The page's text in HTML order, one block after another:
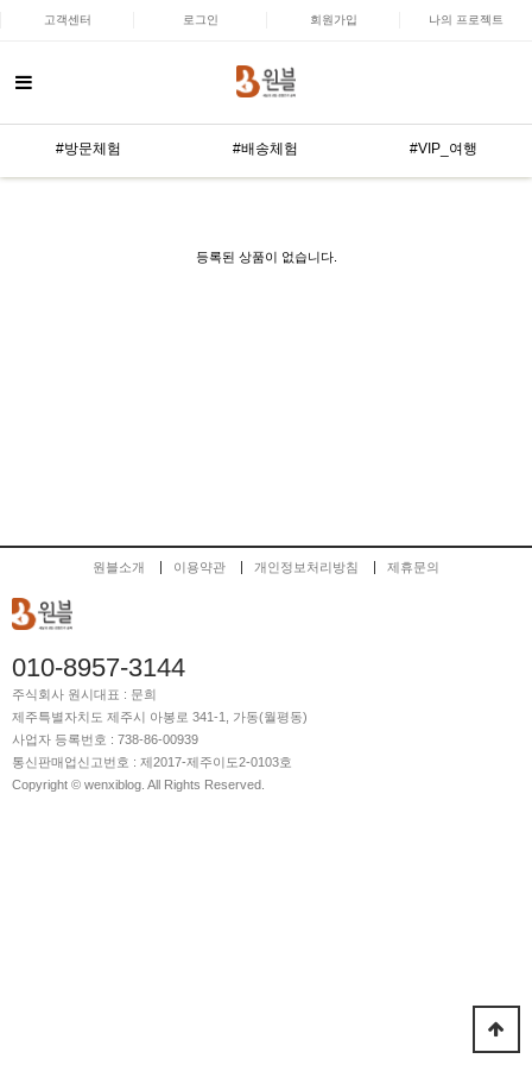
고객센터 로그인 회원가입 나의 프로젝트
#방문체험 #배송체험 #VIP_여행
등록된 상품이 없습니다.
원블소개 이용약관 개인정보처리방침 제휴문의
010-8957-3144
주식회사 원시대표 : 문희
제주특별자치도 제주시 아봉로 341-1, 가동(월평동)
사업자 등록번호 : 738-86-00939
통신판매업신고번호 : 제2017-제주이도2-0103호
Copyright © wenxiblog. All Rights Reserved.